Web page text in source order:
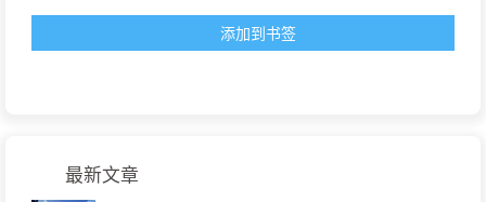
添加到书签
最新文章